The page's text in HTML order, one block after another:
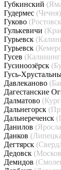
Губкинский
Гудермес (Чечня)
Гуково
Гулькевичи
Гурьевск
Гурьевск
Гусев
Гусиноозёрск
Гусь-
Давлеканово
Дагестанские
Далматово
Дальнегорск
Дальнереченск
Данилов
Данков
Дегтярск
Дедовск
Демидов